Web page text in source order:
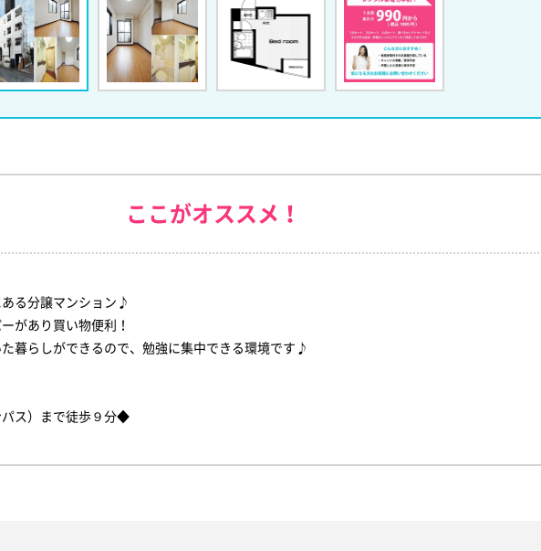
ここがオススメ！
る分譲マンション♪
があり買い物便利！
暮らしができるので、勉強に集中できる環境です♪
ス）まで徒歩９分◆